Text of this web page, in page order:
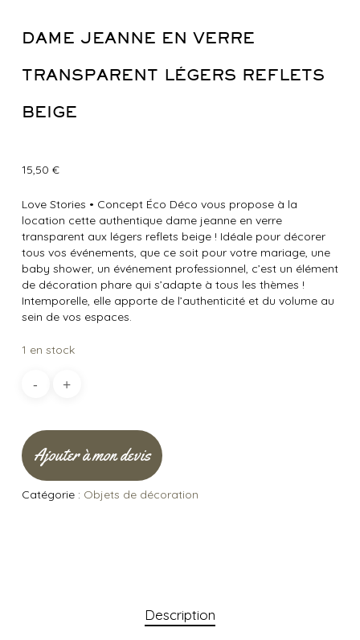
DAME JEANNE EN VERRE
TRANSPARENT LÉGERS REFLETS
BEIGE
15,50 €
Love Stories • Concept Éco Déco vous propose à la
location cette authentique dame jeanne en verre
transparent aux légers reflets beige ! Idéale pour décorer
tous vos événements, que ce soit pour votre mariage, une
baby shower, un événement professionnel, c’est un élément
de décoration phare qui s’adapte à tous les thèmes !
Intemporelle, elle apporte de l’authenticité et du volume au
sein de vos espaces.
1 en stock
Ajouter à mon devis
Catégorie : Objets de décoration
Description